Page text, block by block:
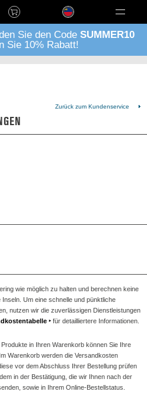
Language
Sie den Code SUMMER10
Sie 10% Rabatt!
Zurück zum Kundenservice
wie möglich zu halten und berechnen keine
Um eine schnelle und pünktliche
nutzen wir die zuverlässigen Dienstleistungen
‣ für detailliertere Informationen.
in Ihren Warenkorb können Sie Ihre
Warenkorb werden die Versandkosten
vor dem Abschluss Ihrer Bestellung prüfen
in der Bestätigung, die wir Ihnen nach der
sowie in Ihrem Online-Bestellstatus.